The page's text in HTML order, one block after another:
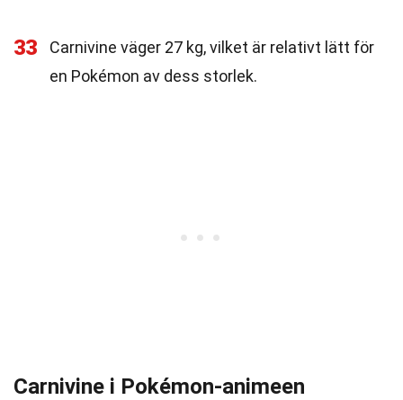
33
Carnivine väger 27 kg, vilket är relativt lätt för
en Pokémon av dess storlek.
Carnivine i Pokémon-animeen